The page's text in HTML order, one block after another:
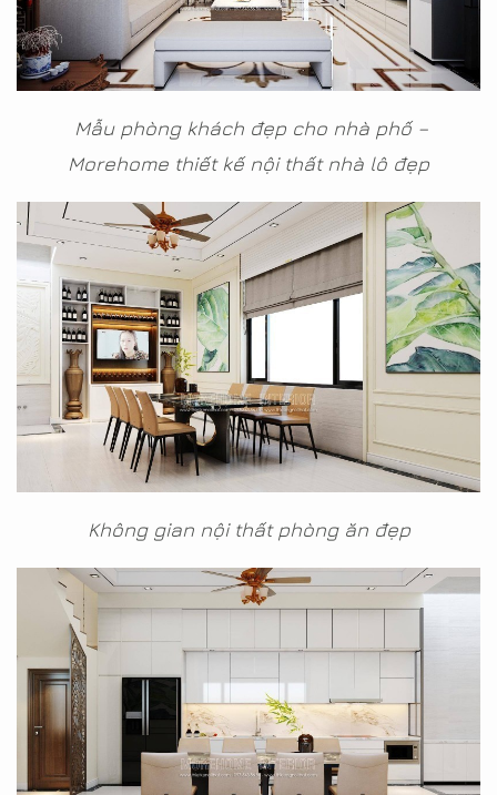
Mẫu phòng khách đẹp cho nhà phố –
Morehome thiết kế nội thất nhà lô đẹp
Không gian nội thất phòng ăn đẹp